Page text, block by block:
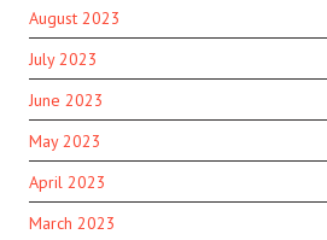
August 2023
July 2023
June 2023
May 2023
April 2023
March 2023